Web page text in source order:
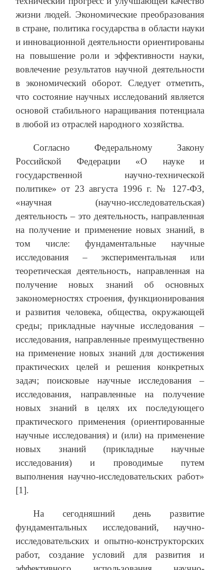
жизни людей. Экономические преобразования
в стране, политика государства в области науки
и инновационной деятельности ориентированы
на повышение роли и эффективности науки,
вовлечение результатов научной деятельности
в экономический оборот. Следует отметить,
что состояние научных исследований является
основой стабильного наращивания потенциала
в любой из отраслей народного хозяйства.
Согласно Федеральному Закону
Российской Федерации «О науке и
государственной научно-технической
политике» от 23 августа 1996 г. № 127-ФЗ,
«научная (научно-исследовательская)
деятельность – это деятельность, направленная
на получение и применение новых знаний, в
том числе: фундаментальные научные
исследования – экспериментальная или
теоретическая деятельность, направленная на
получение новых знаний об основных
закономерностях строения, функционирования
и развития человека, общества, окружающей
среды; прикладные научные исследования –
исследования, направленные преимущественно
на применение новых знаний для достижения
практических целей и решения конкретных
задач; поисковые научные исследования –
исследования, направленные на получение
новых знаний в целях их последующего
практического применения (ориентированные
научные исследования) и (или) на применение
новых знаний (прикладные научные
исследования) и проводимые путем
выполнения научно-исследовательских работ»
[1].
На сегодняшний день развитие
фундаментальных исследований, научно-
исследовательских и опытно-конструкторских
работ, создание условий для развития и